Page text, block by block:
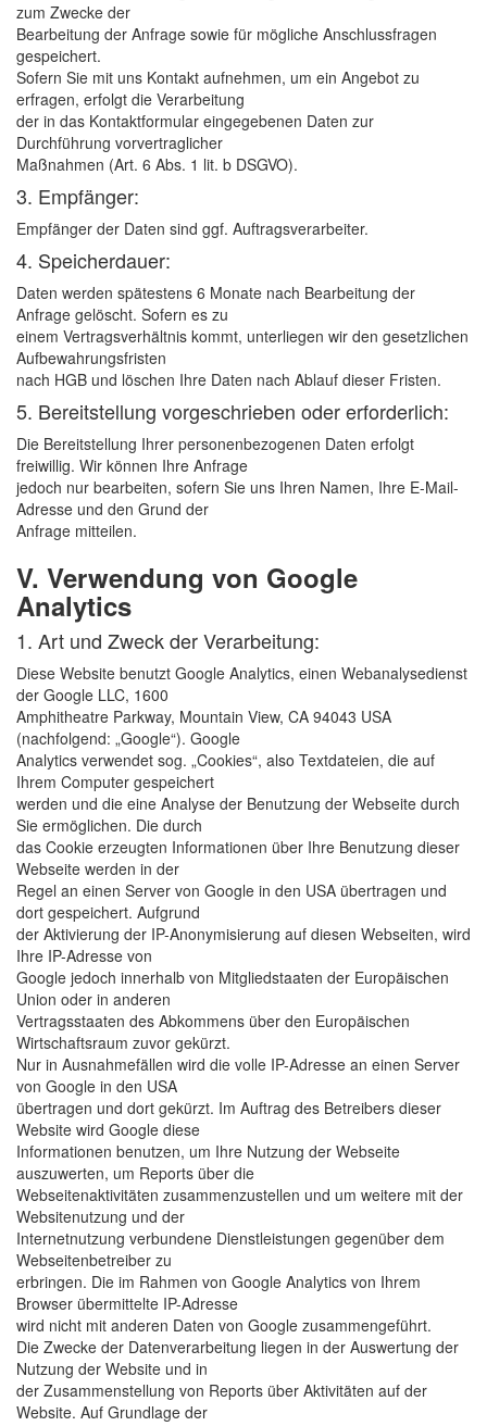
zum Zwecke der
Bearbeitung der Anfrage sowie für mögliche Anschlussfragen
gespeichert.
Sofern Sie mit uns Kontakt aufnehmen, um ein Angebot zu
erfragen, erfolgt die Verarbeitung
der in das Kontaktformular eingegebenen Daten zur
Durchführung vorvertraglicher
Maßnahmen (Art. 6 Abs. 1 lit. b DSGVO).
3. Empfänger:
Empfänger der Daten sind ggf. Auftragsverarbeiter.
4. Speicherdauer:
Daten werden spätestens 6 Monate nach Bearbeitung der
Anfrage gelöscht. Sofern es zu
einem Vertragsverhältnis kommt, unterliegen wir den gesetzlichen
Aufbewahrungsfristen
nach HGB und löschen Ihre Daten nach Ablauf dieser Fristen.
5. Bereitstellung vorgeschrieben oder erforderlich:
Die Bereitstellung Ihrer personenbezogenen Daten erfolgt
freiwillig. Wir können Ihre Anfrage
jedoch nur bearbeiten, sofern Sie uns Ihren Namen, Ihre E-Mail-
Adresse und den Grund der
Anfrage mitteilen.
V. Verwendung von Google
Analytics
1. Art und Zweck der Verarbeitung:
Diese Website benutzt Google Analytics, einen Webanalysedienst
der Google LLC, 1600
Amphitheatre Parkway, Mountain View, CA 94043 USA
(nachfolgend: „Google“). Google
Analytics verwendet sog. „Cookies“, also Textdateien, die auf
Ihrem Computer gespeichert
werden und die eine Analyse der Benutzung der Webseite durch
Sie ermöglichen. Die durch
das Cookie erzeugten Informationen über Ihre Benutzung dieser
Webseite werden in der
Regel an einen Server von Google in den USA übertragen und
dort gespeichert. Aufgrund
der Aktivierung der IP-Anonymisierung auf diesen Webseiten, wird
Ihre IP-Adresse von
Google jedoch innerhalb von Mitgliedstaaten der Europäischen
Union oder in anderen
Vertragsstaaten des Abkommens über den Europäischen
Wirtschaftsraum zuvor gekürzt.
Nur in Ausnahmefällen wird die volle IP-Adresse an einen Server
von Google in den USA
übertragen und dort gekürzt. Im Auftrag des Betreibers dieser
Website wird Google diese
Informationen benutzen, um Ihre Nutzung der Webseite
auszuwerten, um Reports über die
Webseitenaktivitäten zusammenzustellen und um weitere mit der
Websitenutzung und der
Internetnutzung verbundene Dienstleistungen gegenüber dem
Webseitenbetreiber zu
erbringen. Die im Rahmen von Google Analytics von Ihrem
Browser übermittelte IP-Adresse
wird nicht mit anderen Daten von Google zusammengeführt.
Die Zwecke der Datenverarbeitung liegen in der Auswertung der
Nutzung der Website und in
der Zusammenstellung von Reports über Aktivitäten auf der
Website. Auf Grundlage der